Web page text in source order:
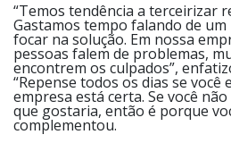
“Temos tendência a terceirizar
Gastamos tempo falando de
focar na solução. Em nossa
pessoas falem de problemas,
encontrem os culpados”,
“Repense todos os dias se você
empresa está certa. Se você
que gostaria, então é porque
complementou.